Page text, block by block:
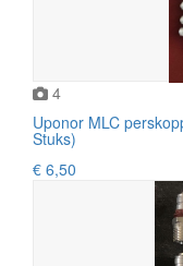
4
Uponor MLC
Stuks)
€ 6,50